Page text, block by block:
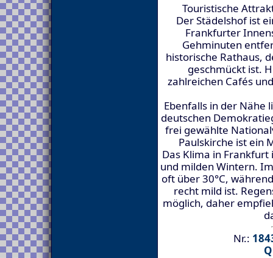
Touristische
Der Städelshof ist
Frankfurter
Gehminuten
historische Rathaus,
geschmückt ist.
zahlreichen Cafés
Ebenfalls in der Nähe
deutschen
frei gewählte
Paulskirche ist ein
Das Klima in
und milden Wintern.
oft über 30°C,
recht mild ist.
möglich, daher
Nr.: